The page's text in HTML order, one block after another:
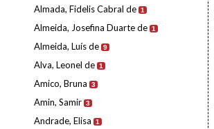
Almada, Fidelis Cabral de 1
Almeida, Josefina Duarte de 1
Almeida, Luís de 9
Alva, Leonel de 1
Amico, Bruna 3
Amin, Samir 3
Andrade, Elisa 1